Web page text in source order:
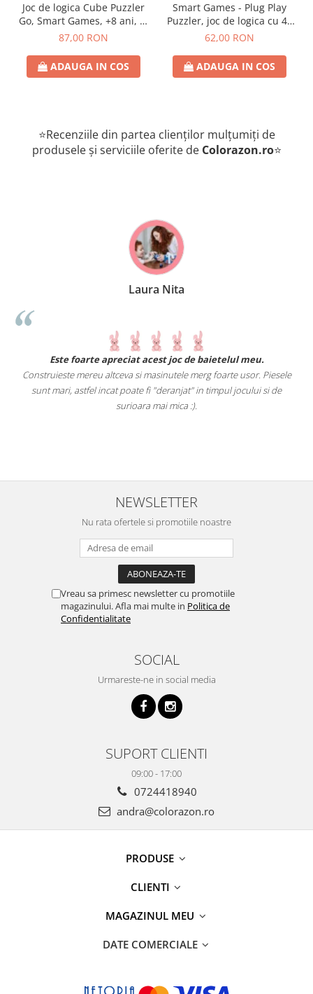
Joc de logica Cube Puzzler
Go, Smart Games, +8 ani, lb
romana
87,00 RON
ADAUGA IN COS
Smart Games - Plug Play
Puzzler, joc de logica cu 48
de provocari, 6+ ani, lb
62,00 RON
ADAUGA IN COS
⭐Recenziile din partea clienților mulțumiți de
produsele și serviciile oferite de Colorazon.ro⭐
Laura Nita
Este foarte apreciat acest joc de baietelul meu.
Construieste mereu altceva si masinutele merg foarte usor. Piesele
sunt mari, astfel incat poate fi "deranjat" in timpul jocului si de
surioara mai mica :).
NEWSLETTER
Nu rata ofertele si promotiile noastre
Vreau sa primesc newsletter cu promotiile
magazinului. Afla mai multe in Politica de
Confidentialitate
SOCIAL
Urmareste-ne in social media
SUPORT CLIENTI
09:00 - 17:00
0724418940
andra@colorazon.ro
PRODUSE
CLIENTI
MAGAZINUL MEU
DATE COMERCIALE